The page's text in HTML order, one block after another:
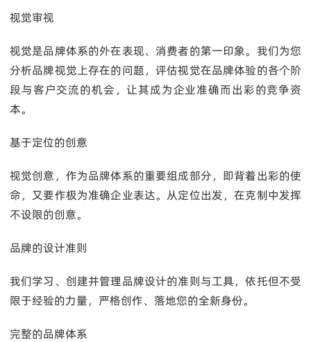
视觉审视
视觉是品牌体系的外在表现、消费者的第一印象。我们为您
分析品牌视觉上存在的问题，评估视觉在品牌体验的各个阶
段与客户交流的机会，让其成为企业准确而出彩的竞争资
本。
基于定位的创意
视觉创意，作为品牌体系的重要组成部分，即背着出彩的使
命，又要作极为准确企业表达。从定位出发，在克制中发挥
不设限的创意。
品牌的设计准则
我们学习、创建并管理品牌设计的准则与工具，依托但不受
限于经验的力量，严格创作、落地您的全新身份。
完整的品牌体系